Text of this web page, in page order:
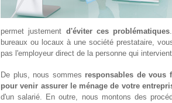
permet justement d'éviter ces problématiques
bureaux ou locaux à une société prestataire,
pas l'employeur direct de la personne qui
De plus, nous sommes responsables de vous
pour venir assurer le ménage de votre
d'un salarié. En outre, nous montons des